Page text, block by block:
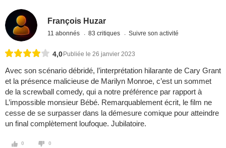
François Huzar
11 abonnés 83 critiques Suivre son activité
4,0 Publiée le 26 janvier 2023
Avec son scénario débridé, l’interprétation hilarante de Cary Grant
et la présence malicieuse de Marilyn Monroe, c’est un sommet
de la screwball comedy, qui a notre préférence par rapport à
L’impossible monsieur Bébé. Remarquablement écrit, le film ne
cesse de se surpasser dans la démesure comique pour atteindre
un final complètement loufoque. Jubilatoire.
0 0